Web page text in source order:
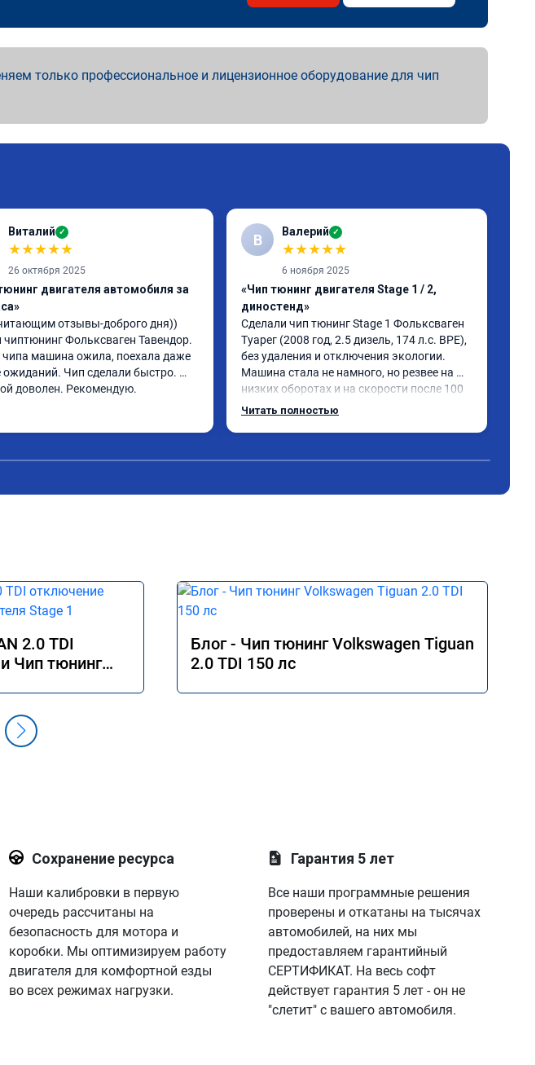
только профессиональное и лицензионное оборудование для чип
Виталий ✓
★★★★★
26 октября 2025
двигателя автомобиля за
отзывы-доброго дня))
чиптюнинг Фольксваген Тавендор.
чипа машина ожила, поехала даже
ожиданий. Чип сделали быстро.
доволен. Рекомендую.
В Валерий ✓
★★★★★
6 ноября 2025
«Чип тюнинг двигателя Stage 1 / 2,
диностенд»
Сделали чип тюнинг Stage 1 Фольксваген
Туарег (2008 год, 2.5 дизель, 174 л.с. BPE),
без удаления и отключения экологии.
Машина стала не намного, но резвее на
низких оборотах и на скорости после 100
км/ч при обгонах.
Читать полностью
2.0 TDI
Чип тюнинг
Блог - Чип тюнинг Volkswagen Tiguan
2.0 TDI 150 лс
Сохранение ресурса
Наши калибровки в первую
очередь рассчитаны на
безопасность для мотора и
коробки. Мы оптимизируем работу
двигателя для комфортной езды
во всех режимах нагрузки.
Гарантия 5 лет
Все наши программные решения
проверены и откатаны на тысячах
автомобилей, на них мы
предоставляем гарантийный
СЕРТИФИКАТ. На весь софт
действует гарантия 5 лет - он не
"слетит" с вашего автомобиля.